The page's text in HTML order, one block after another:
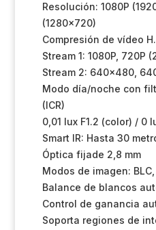
Resolución: 1080P
(1280×720)
Compresión de vídeo
Stream 1: 1080P, 720P
Stream 2: 640×480,
Modo día/noche con
(ICR)
0,01 lux F1.2 (color) / 0
Smart IR: Hasta 30
Óptica fijade 2,8 mm
Modos de imagen:
Balance de blancos
Control de ganancia
Soporta regiones de